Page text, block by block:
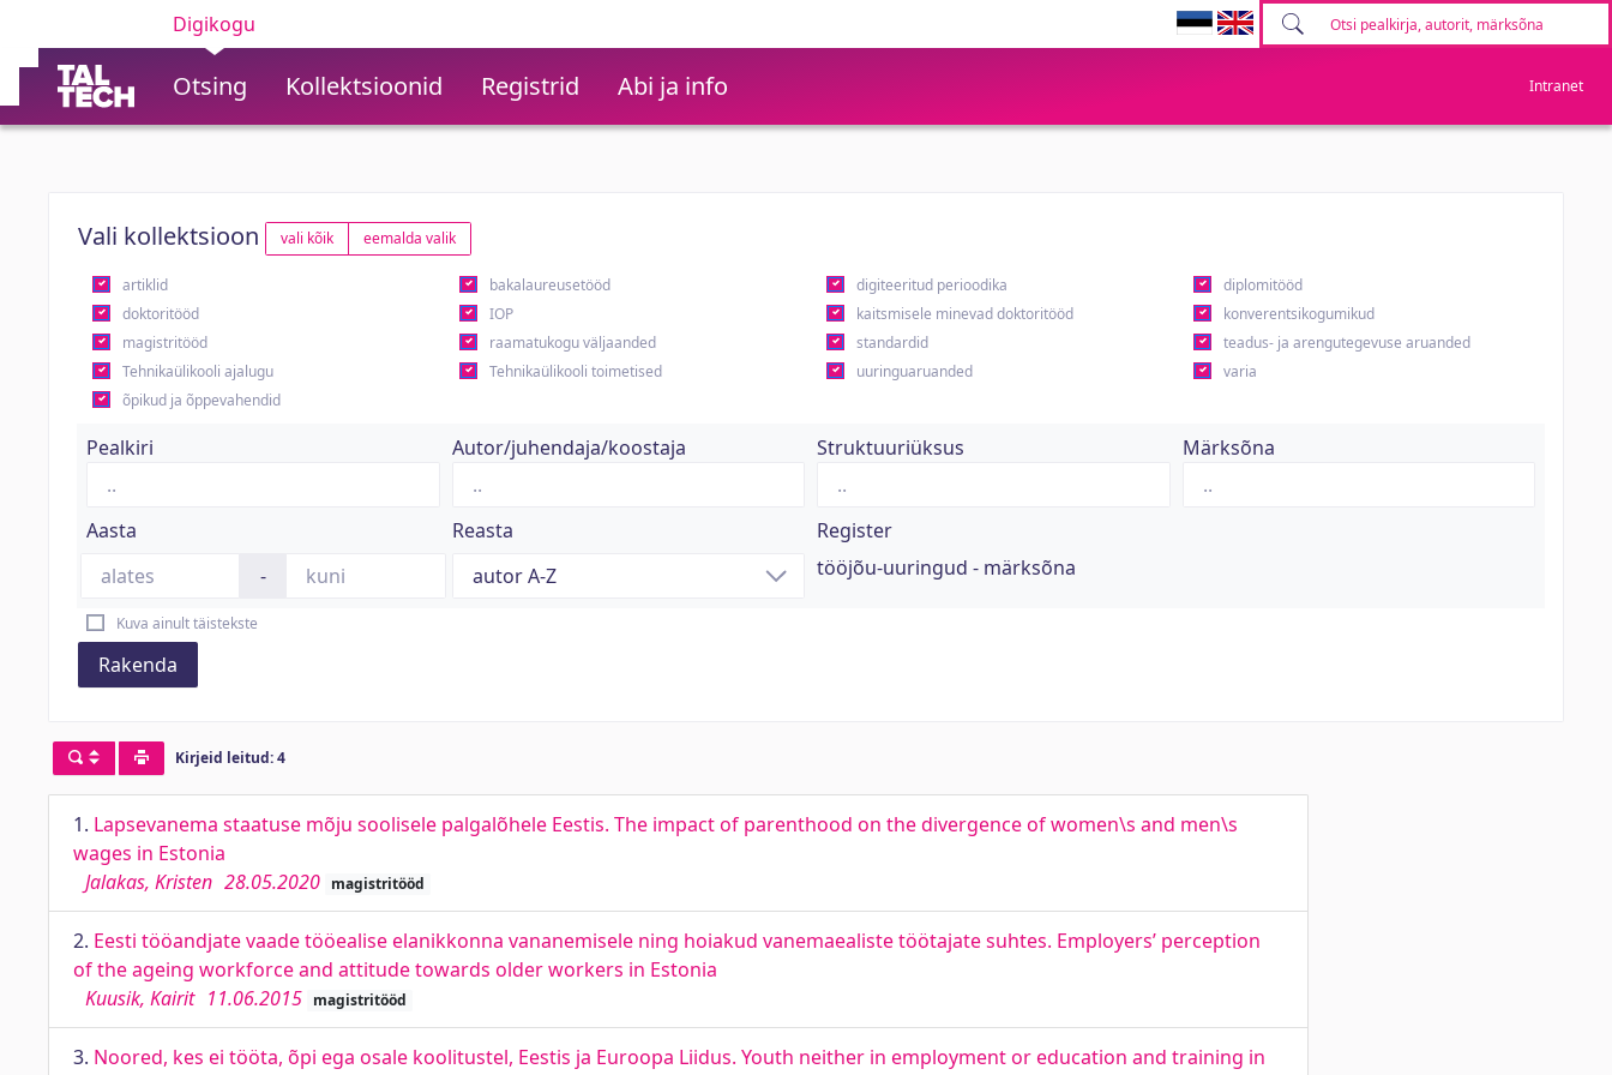
Digikogu
Otsing Kollektsioonid Registrid Abi ja info Intranet
Vali kollektsioon vali kõik eemalda valik
artiklid bakalaureusetööd digiteeritud perioodika
diplomitööd
doktoritööd
IOP kaitsmisele minevad doktoritööd
konverentsikogumikud
magistritööd
raamatukogu väljaanded standardid
teadus- ja arengutegevuse aruanded
Tehnikaülikooli ajalugu
Tehnikaülikooli toimetised uuringuaruanded
varia
õpikud ja õppevahendid
Pealkiri Autor/juhendaja/koostaja Struktuuriüksus Märksõna
Aasta
-
Reasta
Register
tööjõu-uuringud - märksõna
Kuva ainult täistekste
Rakenda
Kirjeid leitud: 4
1. Lapsevanema staatuse mõju soolisele palgalõhele Eestis. The impact of parenthood on the divergence of women\s and men\s
wages in Estonia
Jalakas, Kristen 28.05.2020 magistritööd
2. Eesti tööandjate vaade tööealise elanikkonna vananemisele ning hoiakud vanemaealiste töötajate suhtes. Employers’ perception
of the ageing workforce and attitude towards older workers in Estonia
Kuusik, Kairit 11.06.2015 magistritööd
3. Noored, kes ei tööta, õpi ega osale koolitustel, Eestis ja Euroopa Liidus. Youth neither in employment or education and training in